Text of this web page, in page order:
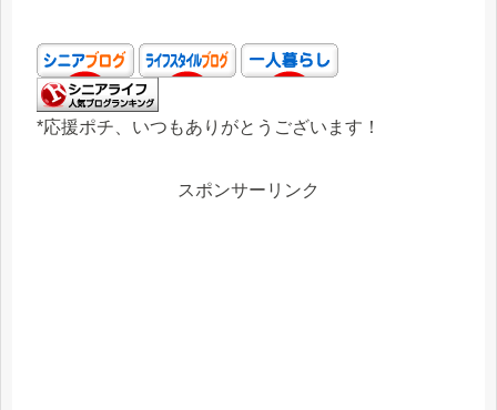
*応援ポチ、いつもありがとうございます！
スポンサーリンク